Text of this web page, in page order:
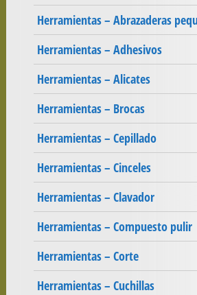
Herramientas – Abrazaderas
Herramientas – Adhesivos
Herramientas – Alicates
Herramientas – Brocas
Herramientas – Cepillado
Herramientas – Cinceles
Herramientas – Clavador
Herramientas – Compuesto pulir
Herramientas – Corte
Herramientas – Cuchillas